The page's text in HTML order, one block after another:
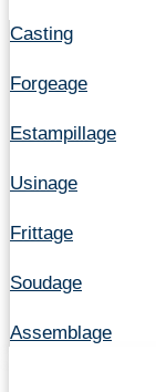
Casting
Forgeage
Estampillage
Usinage
Frittage
Soudage
Assemblage